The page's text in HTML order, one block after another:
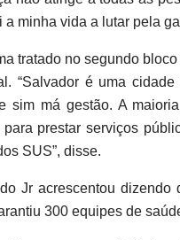
a minha vida a lutar pela
tratado no segundo
“Salvador é uma
sim má gestão. A
para prestar serviços
SUS”, disse.
Jr acrescentou
300 equipes de